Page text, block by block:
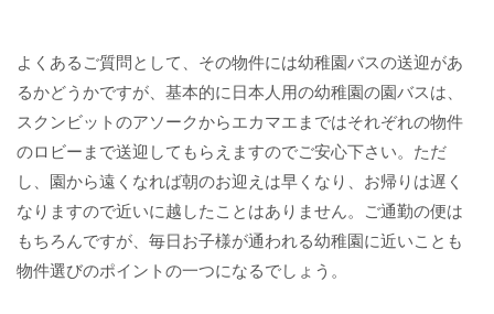
よくあるご質問として、その物件には幼稚園バスの送迎があ
るかどうかですが、基本的に日本人用の幼稚園の園バスは、
スクンビットのアソークからエカマエまではそれぞれの物件
のロビーまで送迎してもらえますのでご安心下さい。ただ
し、園から遠くなれば朝のお迎えは早くなり、お帰りは遅く
なりますので近いに越したことはありません。ご通勤の便は
もちろんですが、毎日お子様が通われる幼稚園に近いことも
物件選びのポイントの一つになるでしょう。